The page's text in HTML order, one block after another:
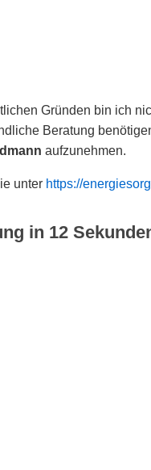
Gründen bin ich
Beratung
aufzunehmen.
unter https://
in 12